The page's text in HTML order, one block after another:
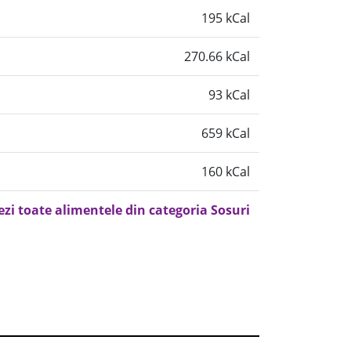
195 kCal
270.66 kCal
93 kCal
659 kCal
160 kCal
toate alimentele din categoria Sosuri